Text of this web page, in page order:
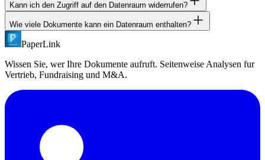
Ja. PaperLink verfolgt jeden Betrachter per E-Mail und zeigt,
welche Dokumente geoffnet, welche Seiten gelesen, wie lange
verweilt und wann auf den Raum zugegriffen wurde.
Kann ich den Zugriff auf den Datenraum widerrufen?
Ja. Jeden Freigabelink sofort deaktivieren, um den Zugriff zu
widerrufen. Sie konnen auch Ablaufdaten fur automatischen
Zugriffsentzug festlegen.
Wie viele Dokumente kann ein Datenraum enthalten?
Die Limits richten sich nach dem jeweiligen Plan. Weitere
fur grossere Datenraum-Anforderungen.
PaperLink
Wissen Sie, wer Ihre Dokumente aufruft. Seitenweise Analysen fur
Vertrieb, Fundraising und M&A.